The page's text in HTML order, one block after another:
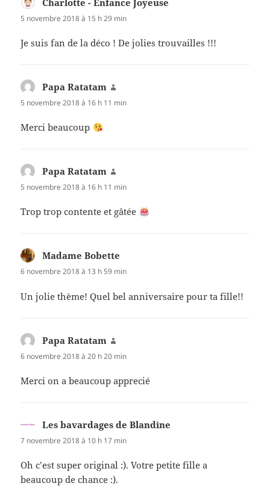
5 novembre 2018 à 15 h 29 min
Je suis fan de la déco ! De jolies trouvailles !!!
Papa Ratatam
5 novembre 2018 à 16 h 11 min
Merci beaucoup
Papa Ratatam
5 novembre 2018 à 16 h 11 min
Trop trop contente et gâtée
Madame Bobette
6 novembre 2018 à 13 h 59 min
Un jolie thème! Quel bel anniversaire pour ta fille!!
Papa Ratatam
6 novembre 2018 à 20 h 20 min
Merci on a beaucoup apprecié
Les bavardages de Blandine
7 novembre 2018 à 10 h 17 min
Oh c’est super original :). Votre petite fille a
beaucoup de chance :).